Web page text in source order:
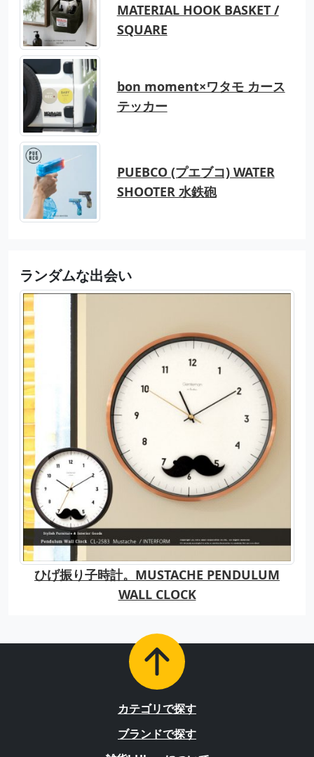
MATERIAL HOOK BASKET /
SQUARE
bon moment×ワタモ カース
テッカー
PUEBCO (プエブコ) WATER
SHOOTER 水鉄砲
ランダムな出会い
ひげ振り子時計。MUSTACHE PENDULUM
WALL CLOCK
カテゴリで探す
ブランドで探す